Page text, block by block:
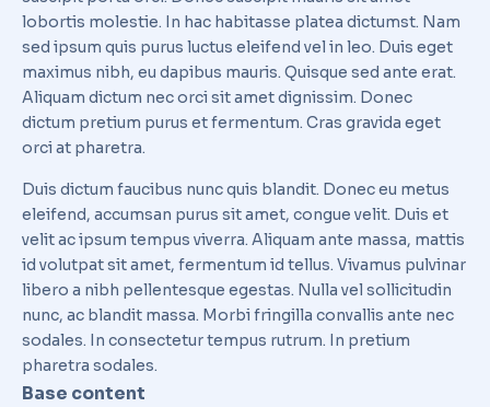
lobortis molestie. In hac habitasse platea dictumst. Nam
sed ipsum quis purus luctus eleifend vel in leo. Duis eget
maximus nibh, eu dapibus mauris. Quisque sed ante erat.
Aliquam dictum nec orci sit amet dignissim. Donec
dictum pretium purus et fermentum. Cras gravida eget
orci at pharetra.
Duis dictum faucibus nunc quis blandit. Donec eu metus
eleifend, accumsan purus sit amet, congue velit. Duis et
velit ac ipsum tempus viverra. Aliquam ante massa, mattis
id volutpat sit amet, fermentum id tellus. Vivamus pulvinar
libero a nibh pellentesque egestas. Nulla vel sollicitudin
nunc, ac blandit massa. Morbi fringilla convallis ante nec
sodales. In consectetur tempus rutrum. In pretium
pharetra sodales.
Base content